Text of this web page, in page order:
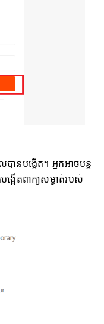
នបង្កើត។ អ្នកអាចបន្ត
ង្កើតពាក្យសម្ងាត់របស់